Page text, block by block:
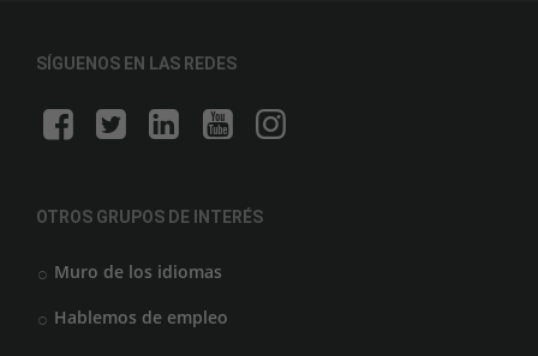
SÍGUENOS EN LAS REDES
OTROS GRUPOS DE INTERÉS
Muro de los idiomas
Hablemos de empleo